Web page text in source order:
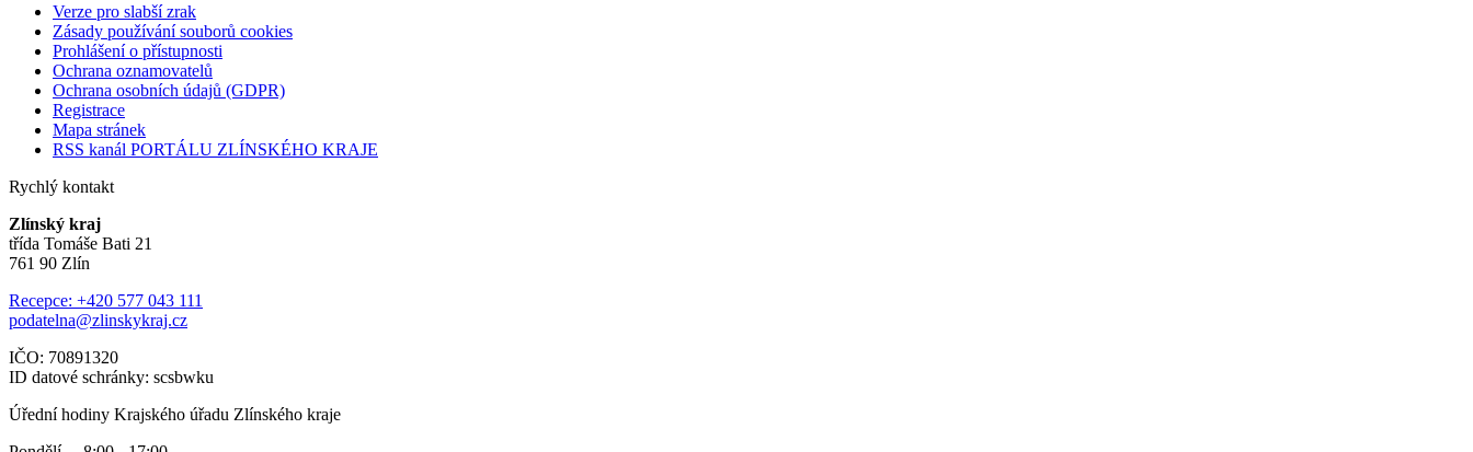
Verze pro slabší zrak
Zásady používání souborů cookies
Prohlášení o přístupnosti
Ochrana oznamovatelů
Ochrana osobních údajů (GDPR)
Registrace
Mapa stránek
RSS kanál PORTÁLU ZLÍNSKÉHO KRAJE
Rychlý kontakt
Zlínský kraj
třída Tomáše Bati 21
761 90 Zlín
Recepce: +420 577 043 111
podatelna@zlinskykraj.cz
IČO: 70891320
ID datové schránky: scsbwku
Úřední hodiny Krajského úřadu Zlínského kraje